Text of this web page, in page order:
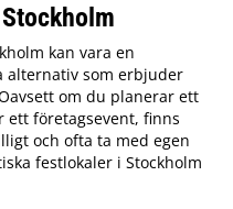
kan vara en
alternativ som erbjuder
om du planerar ett
ett företagsevent, finns
och ofta ta med egen
festlokaler i Stockholm